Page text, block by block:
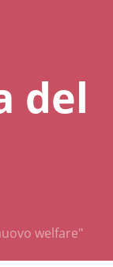
del
welfare"